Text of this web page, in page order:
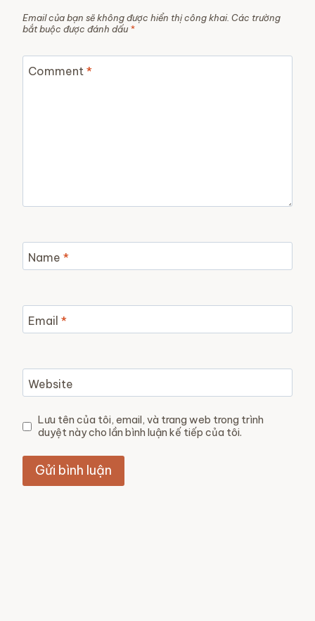
Email của bạn sẽ không được hiển thị công khai. Các trường
bắt buộc được đánh dấu *
Comment *
Name *
Email *
Website
Lưu tên của tôi, email, và trang web trong trình
duyệt này cho lần bình luận kế tiếp của tôi.